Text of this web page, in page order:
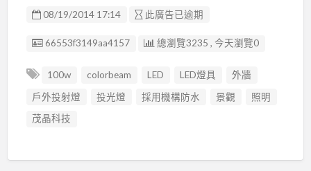
08/19/2014 17:14 此廣告已逾期
廣告编號
66553f3149aa4157 總瀏覽3235 , 今天瀏覽0
100w colorbeam LED LED燈具
外牆
戶外投射燈
投光燈 採用機構防水 景觀
照明
茂晶科技